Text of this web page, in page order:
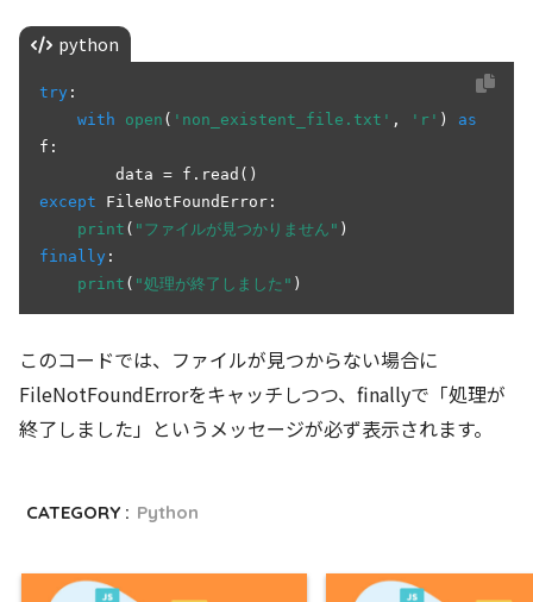
python
try :
with
open ( 'non_existent_file.txt' , 'r' ) as
f:
except FileNotFoundError:
print ( "ファイルが見つかりません"
finally :
print ( "処理が終了しました"
このコードでは、ファイルが見つからない場合に
FileNotFoundErrorをキャッチしつつ、finallyで「処理が
終了しました」というメッセージが必ず表示されます。
CATEGORY : Python